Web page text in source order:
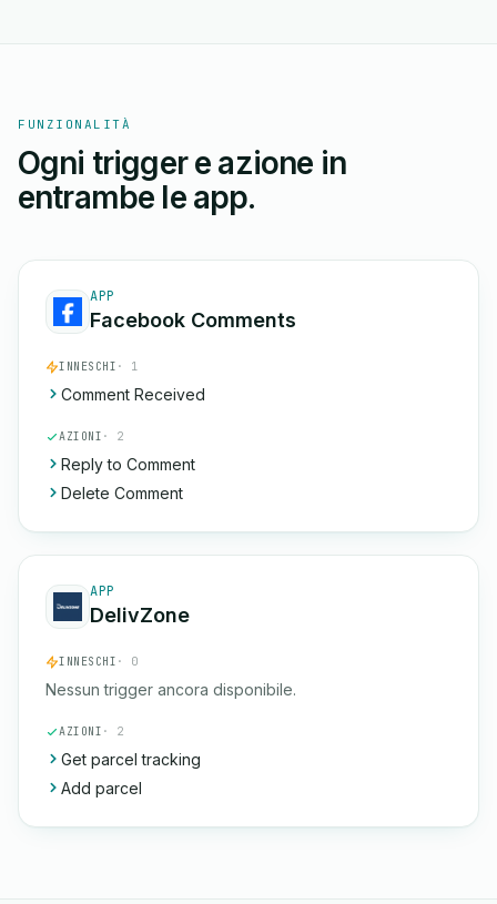
FUNZIONALITÀ
Ogni trigger e azione in
entrambe le app.
APP
Facebook Comments
INNESCHI · 1
Comment Received
AZIONI · 2
Reply to Comment
Delete Comment
APP
DelivZone
INNESCHI · 0
Nessun trigger ancora disponibile.
AZIONI · 2
Get parcel tracking
Add parcel